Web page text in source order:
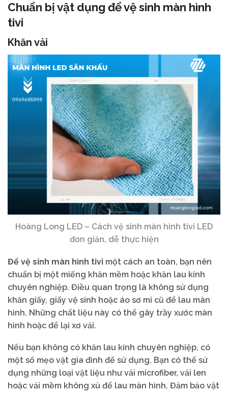
Chuẩn bị vật dụng để vệ sinh màn hình
tivi
Khăn vải
Hoàng Long LED – Cách vệ sinh màn hình tivi LED
đơn giản, dễ thực hiện
Để vệ sinh màn hình tivi một cách an toàn, bạn nên
chuẩn bị một miếng khăn mềm hoặc khăn lau kính
chuyên nghiệp. Điều quan trọng là không sử dụng
khăn giấy, giấy vệ sinh hoặc áo sơ mi cũ để lau màn
hình. Những chất liệu này có thể gây trầy xước màn
hình hoặc để lại xơ vải.
Nếu bạn không có khăn lau kính chuyên nghiệp, có
một số mẹo vặt gia đình để sử dụng. Bạn có thể sử
dụng những loại vật liệu như vải microfiber, vải len
hoặc vải mềm không xù để lau màn hình. Đảm bảo vật